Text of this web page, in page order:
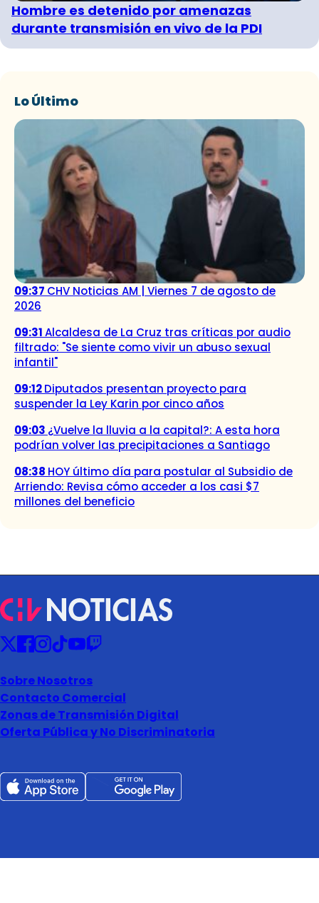
Hombre es detenido por amenazas
durante transmisión en vivo de la PDI
Lo Último
09:37 CHV Noticias AM | Viernes 7 de agosto de
2026
09:31Alcaldesa de La Cruz tras críticas por audio
filtrado: "Se siente como vivir un abuso sexual
infantil"
09:12Diputados presentan proyecto para
suspender la Ley Karin por cinco años
09:03 ¿Vuelve la lluvia a la capital?: A esta hora
podrían volver las precipitaciones a Santiago
08:38 HOY último día para postular al Subsidio de
Arriendo: Revisa cómo acceder a los casi $7
millones del beneficio
Sobre Nosotros
Contacto Comercial
Zonas de Transmisión Digital
Oferta Pública y No Discriminatoria